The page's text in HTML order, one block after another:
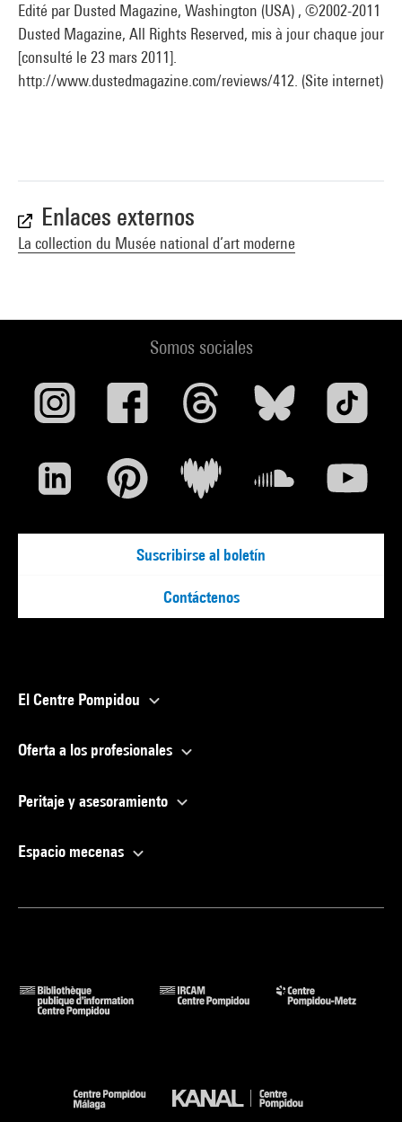
Edité par Dusted Magazine, Washington (USA) , ©2002-2011
Dusted Magazine, All Rights Reserved, mis à jour chaque jour
[consulté le 23 mars 2011].
http://www.dustedmagazine.com/reviews/412. (Site internet)
Enlaces externos
La collection du Musée national d’art moderne
Somos sociales
Suscribirse al boletín
Contáctenos
El Centre Pompidou
Oferta a los profesionales
Peritaje y asesoramiento
Espacio mecenas